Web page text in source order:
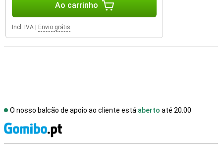
Ao carrinho
Incl. IVA Envio grátis
O nosso balcão de apoio ao cliente está aberto até 20.00